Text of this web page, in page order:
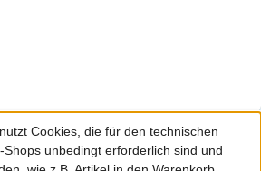
Cookies, die für den technischen
Shops unbedingt erforderlich sind und